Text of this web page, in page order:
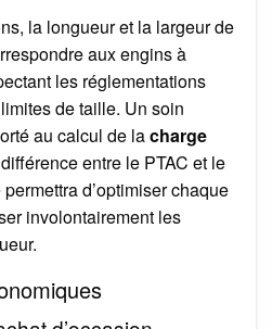
la longueur et la largeur de
aux engins à
les réglementations
de taille. Un soin
au calcul de lacharge
entre le PTAC et le
d’optimiser chaque
involontairement les